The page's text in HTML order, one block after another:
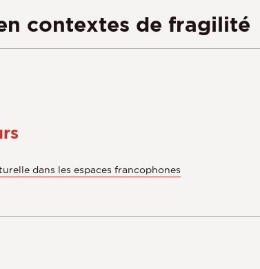
contextes de fragilité
dans les espaces francophones